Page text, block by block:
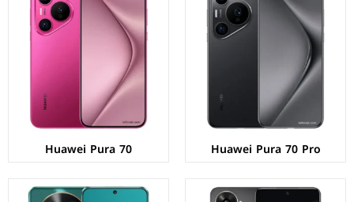
Huawei Pura 70 Pro
Huawei Pura 70
الشاشة:OLED بحجم 6.67 بوصة بدقة FHD+
المعالج:Qualcomm Snapdragon 680 4G
الكاميرات:
الذاكرة+الرام:
نظام التشغيل:
البطارية:4500 مللي أمبير - 66 واط
عرض المواصفات ←
الشاشة:IPS LCD بحجم 6.7 بوصة بدقة FHD+
المعالج:Qualcomm Snapdragon 680 4G
الكاميرات:
الذاكرة+الرام:
نظام التشغيل:
البطارية:5000 مللي امبير - 40 واط
عرض المواصفات ←